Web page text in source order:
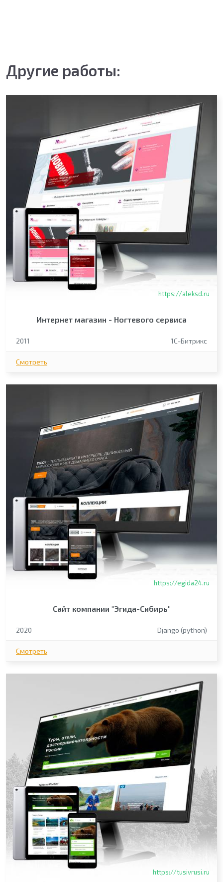
Другие работы:
https://aleksd.ru
Интернет магазин - Ногтевого сервиса
2011 1С-Битрикс
Смотреть
https://egida24.ru
Сайт компании "Эгида-Сибирь"
2020 Django (python)
Смотреть
https://tusivrusi.ru